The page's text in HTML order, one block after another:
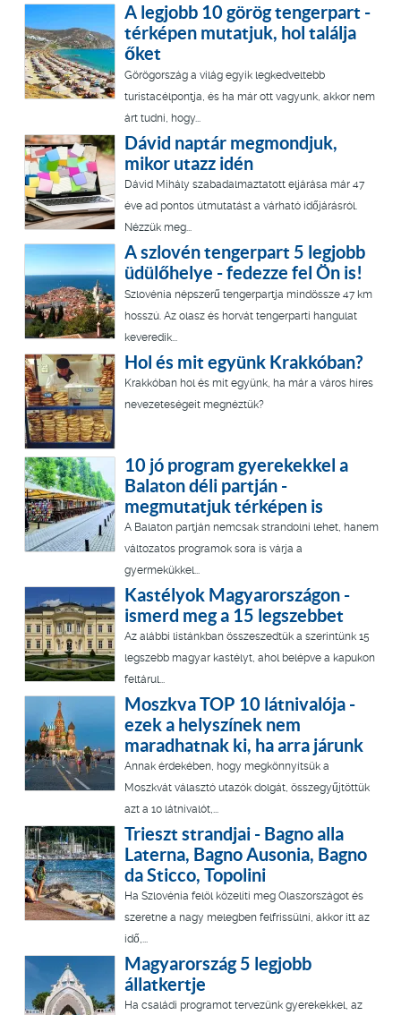
A legjobb 10 görög tengerpart -
térképen mutatjuk, hol találja
őket
Görögország a világ egyik legkedveltebb
turistacélpontja, és ha már ott vagyunk, akkor nem
árt tudni, hogy...
Dávid naptár megmondjuk,
mikor utazz idén
Dávid Mihály szabadalmaztatott eljárása már 47
éve ad pontos útmutatást a várható időjárásról.
Nézzük meg...
A szlovén tengerpart 5 legjobb
üdülőhelye - fedezze fel Ön is!
Szlovénia népszerű tengerpartja mindössze 47 km
hosszú. Az olasz és horvát tengerparti hangulat
keveredik...
Hol és mit együnk Krakkóban?
Krakkóban hol és mit együnk, ha már a város híres
nevezeteségeit megnéztük?
10 jó program gyerekekkel a
Balaton déli partján -
megmutatjuk térképen is
A Balaton partján nemcsak strandolni lehet, hanem
változatos programok sora is várja a
gyermekükkel...
Kastélyok Magyarországon -
ismerd meg a 15 legszebbet
Az alábbi listánkban összeszedtük a szerintünk 15
legszebb magyar kastélyt, ahol belépve a kapukon
feltárul...
Moszkva TOP 10 látnivalója -
ezek a helyszínek nem
maradhatnak ki, ha arra járunk
Annak érdekében, hogy megkönnyítsük a
Moszkvát választó utazók dolgát, összegyűjtöttük
azt a 10 látnivalót,...
Trieszt strandjai - Bagno alla
Laterna, Bagno Ausonia, Bagno
da Sticco, Topolini
Ha Szlovénia felöl közelíti meg Olaszországot és
szeretne a nagy melegben felfrissülni, akkor itt az
idő,...
Magyarország 5 legjobb
állatkertje
Ha családi programot tervezünk gyerekekkel, az